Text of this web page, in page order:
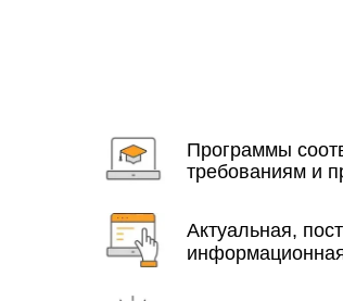
Программы
требованиям и
Актуальная,